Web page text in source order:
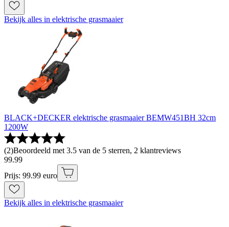
Bekijk alles in elektrische grasmaaier
BLACK+DECKER elektrische grasmaaier BEMW451BH 32cm
1200W
(2)Beoordeeld met 3.5 van de 5 sterren, 2 klantreviews
99.99
Prijs: 99.99 euro
Bekijk alles in elektrische grasmaaier